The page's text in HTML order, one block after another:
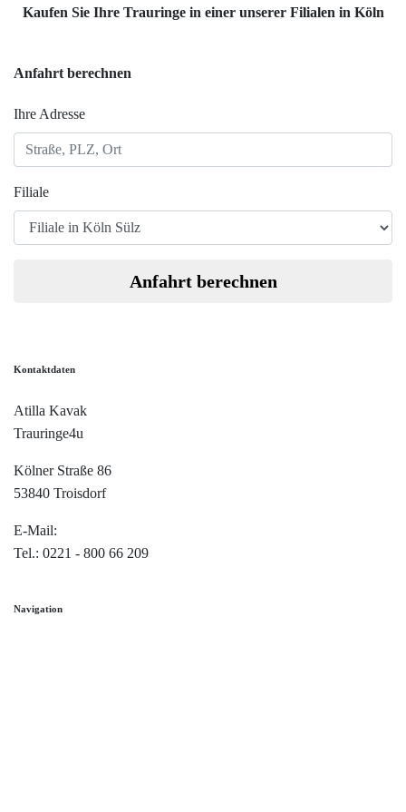
Kaufen Sie Ihre Trauringe in einer unserer Filialen in Köln
Anfahrt berechnen
Ihre Adresse
Filiale
Anfahrt berechnen
Kontaktdaten
Atilla Kavak
Trauringe4u
Kölner Straße 86
53840 Troisdorf
E-Mail:
Tel.: 0221 - 800 66 209
Navigation